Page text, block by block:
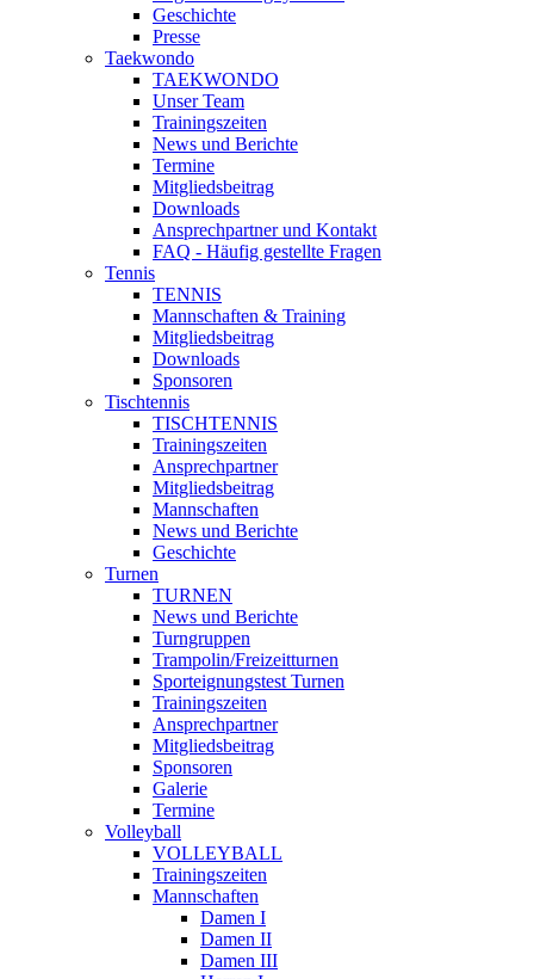
Geschichte
Presse
Taekwondo
TAEKWONDO
Unser Team
Trainingszeiten
News und Berichte
Termine
Mitgliedsbeitrag
Downloads
Ansprechpartner und Kontakt
FAQ - Häufig gestellte Fragen
Tennis
TENNIS
Mannschaften & Training
Mitgliedsbeitrag
Downloads
Sponsoren
Tischtennis
TISCHTENNIS
Trainingszeiten
Ansprechpartner
Mitgliedsbeitrag
Mannschaften
News und Berichte
Geschichte
Turnen
TURNEN
News und Berichte
Turngruppen
Trampolin/Freizeitturnen
Sporteignungstest Turnen
Trainingszeiten
Ansprechpartner
Mitgliedsbeitrag
Sponsoren
Galerie
Termine
Volleyball
VOLLEYBALL
Trainingszeiten
Mannschaften
Damen I
Damen II
Damen III